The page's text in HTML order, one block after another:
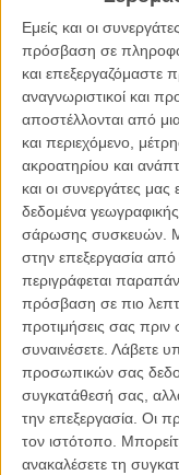
Εμείς και οι
πρόσβαση σε
και επεξεργαζόμαστε
αναγνωριστικοί και
αποστέλλονται από
και περιεχόμενο,
ακροατηρίου και
και οι συνεργάτες μας
δεδομένα
σάρωσης συσκευών.
στην επεξεργασία
περιγράφεται
πρόσβαση σε πιο
προτιμήσεις σας πριν
συναινέσετε. Λάβετε
προσωπικών σας
συγκατάθεσή σας,
την επεξεργασία. Οι
τον ιστότοπο.
ανακαλέσετε τη
πολλάκις πιο
ξεσηκωτική μπάντα
ναρκωτικά άφθονα,
κακοποιήσεις,
Σ' αυτό το σύμπαν, ο
Man», του«La La
αφηγηθεί μια ιστορία
φτάσει ο σούπερ σταρ
με την παρακμή του, ο
ονειρεύεται δουλέψει
τη μεξικανική
ΛαΡόι με το
στάρλετ που ρίχνεται
όπιο, στη
από το βωβό σινεμά
πυροτέχνημα, από την
μοναξιά στη βαθύτερη
για την πιο πληθωρική,